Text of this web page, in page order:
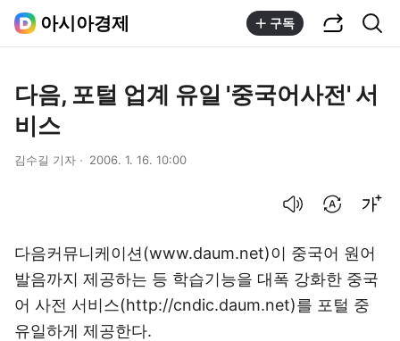
아시아경제 구독
다음, 포털 업계 유일 '중국어사전' 서
비스
김수길 기자 2006. 1. 16. 10:00
다음커뮤니케이션(www.daum.net)이 중국어 원어
발음까지 제공하는 등 학습기능을 대폭 강화한 중국
어 사전 서비스(http://cndic.daum.net)를 포털 중
유일하게 제공한다.